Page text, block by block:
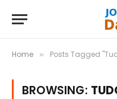
Home » Posts Tagged
BROWSING: